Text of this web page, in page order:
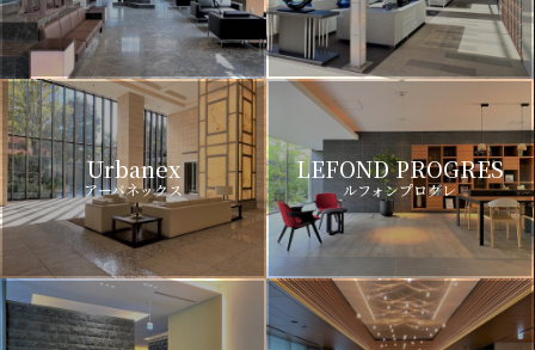
Urbanex
アーバネックス
LEFOND PROGRES
ルフォンプログレ